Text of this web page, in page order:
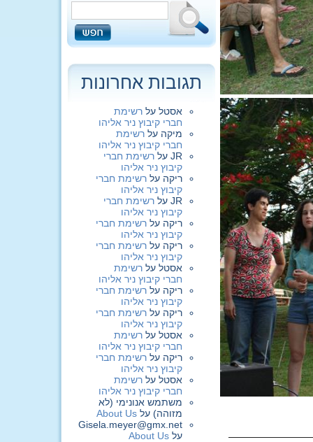
תגובות אחרונות
אסטל על רשימת
חברי קיבוץ ניר אליהו
מיקה על רשימת
חברי קיבוץ ניר אליהו
JR על רשימת חברי
קיבוץ ניר אליהו
ריקה על רשימת חברי
קיבוץ ניר אליהו
JR על רשימת חברי
קיבוץ ניר אליהו
ריקה על רשימת חברי
קיבוץ ניר אליהו
ריקה על רשימת חברי
קיבוץ ניר אליהו
אסטל על רשימת
חברי קיבוץ ניר אליהו
ריקה על רשימת חברי
קיבוץ ניר אליהו
ריקה על רשימת חברי
קיבוץ ניר אליהו
אסטל על רשימת
חברי קיבוץ ניר אליהו
ריקה על רשימת חברי
קיבוץ ניר אליהו
אסטל על רשימת
חברי קיבוץ ניר אליהו
משתמש אנונימי (לא
מזוהה) על About Us
Gisela.meyer@gmx.net
על About Us